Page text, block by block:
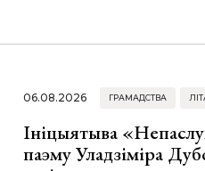
06.08.2026 ГРАМАДСТВА
Ініцыятыва
паэму Уладзіміра